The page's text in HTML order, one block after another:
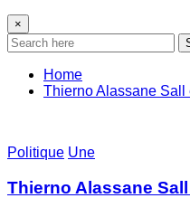
×
Home
Thierno Alassane Sall
Politique Une
Thierno Alassane